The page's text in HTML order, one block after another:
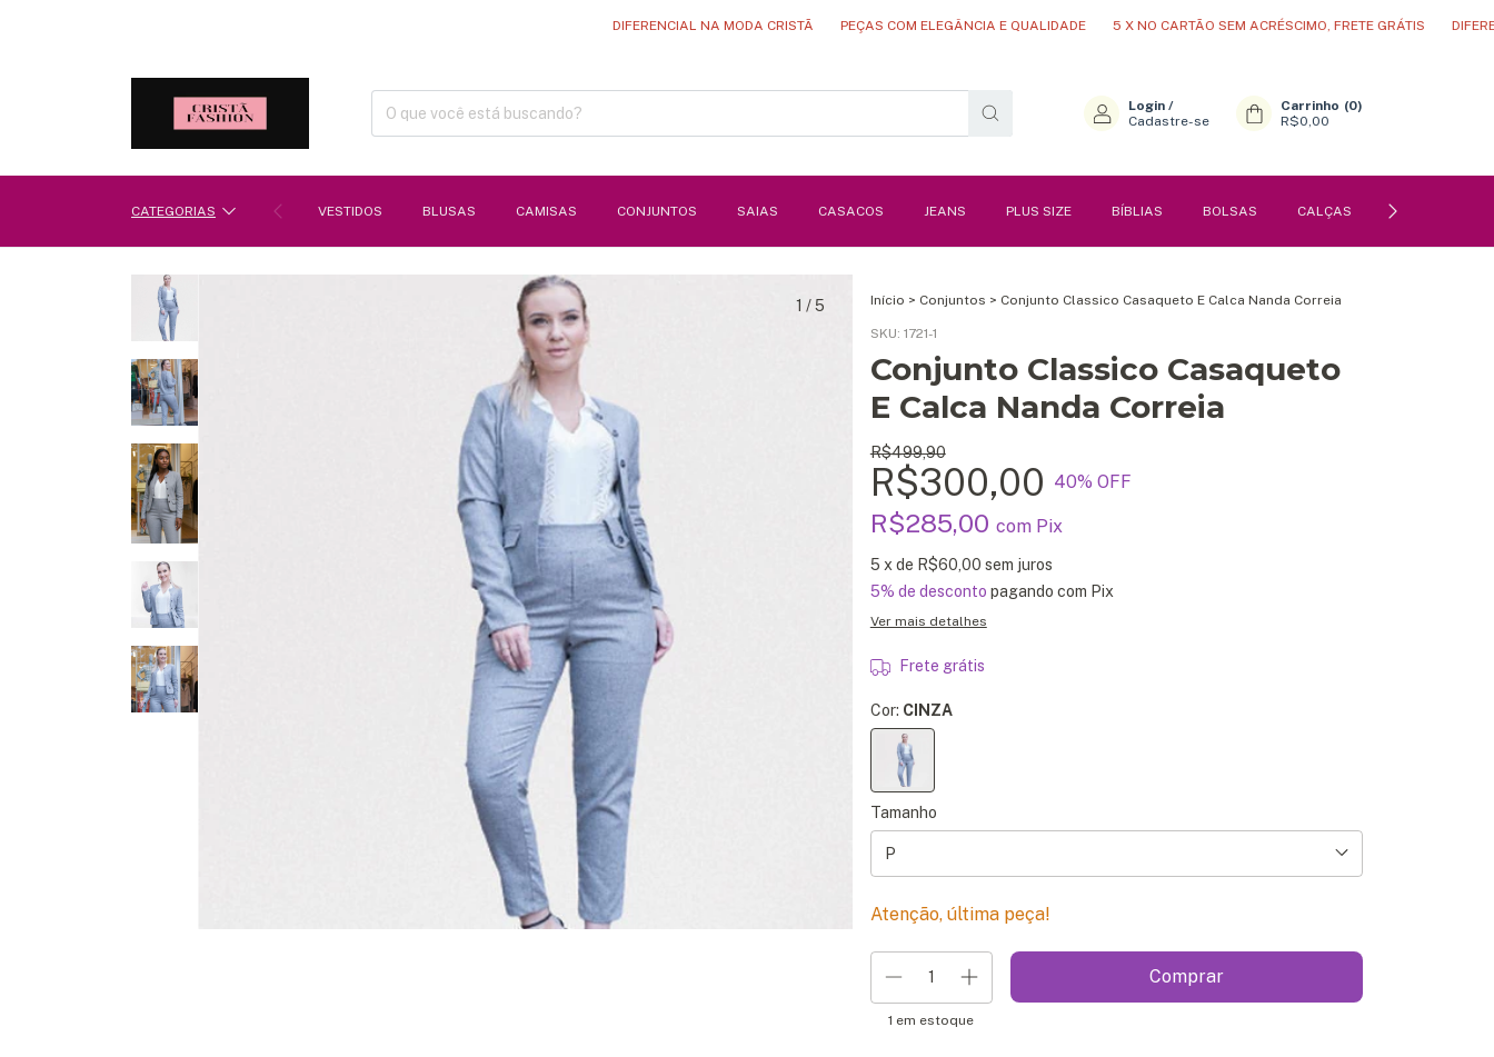
DIFERENCIAL NA MODA CRISTÃ PEÇAS COM ELEGÂNCIA E QUALIDADE 5 X NO CARTÃO SEM ACRÉSCIMO, FRETE GRÁTIS DIFERENCIAL
Login /
Cadastre-se
Carrinho (0)
R$0,00
CATEGORIAS VESTIDOS BLUSAS CAMISAS CONJUNTOS SAIAS CASACOS JEANS PLUS SIZE BÍBLIAS BOLSAS CALÇAS PERFUMES
1 /5 Início > Conjuntos > Conjunto Classico Casaqueto E Calca Nanda Correia
SKU: 1721-1
Conjunto Classico Casaqueto
E Calca Nanda Correia
R$499,90
R$300,00 40% OFF
R$285,00 com Pix
5 x de R$60,00 sem juros
5% de desconto pagando com Pix
Ver mais detalhes
Frete grátis
Cor: CINZA
Tamanho
Atenção, última peça!
1 em estoque